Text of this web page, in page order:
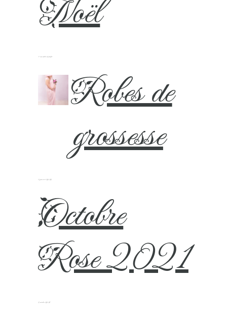
Noël
7 novembre 2025
Robes de
grossesse
9 janvier 2022
Octobre
Rose 2021
2 octobre 2021